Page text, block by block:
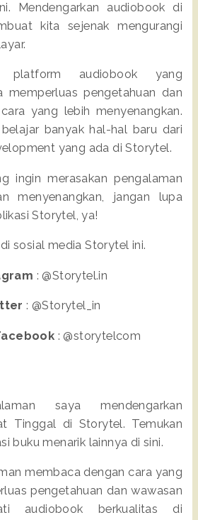
Mendengarkan audiobook di
kita sejenak mengurangi
platform audiobook yang
memperluas pengetahuan dan
yang lebih menyenangkan.
banyak hal-hal baru dari
yang ada di Storytel.
ingin merasakan pengalaman
menyenangkan, jangan lupa
Storytel, ya!
sosial media Storytel ini.
: @Storytel.in
: @Storytel_in
: @storytelcom
saya mendengarkan
Tinggal di Storytel. Temukan
buku menarik lainnya di sini.
membaca dengan cara yang
pengetahuan dan wawasan
audiobook berkualitas di